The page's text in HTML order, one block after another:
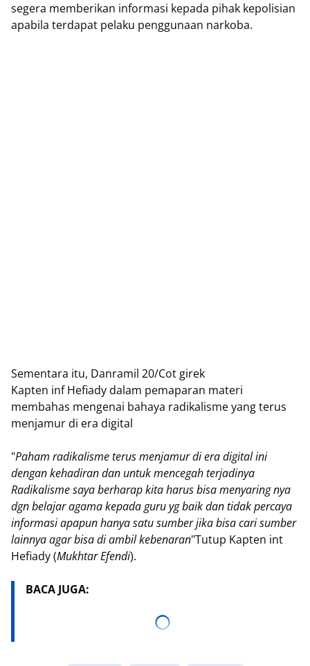
segera memberikan informasi kepada pihak kepolisian
apabila terdapat pelaku penggunaan narkoba.
Sementara itu, Danramil 20/Cot girek
Kapten inf Hefiady dalam pemaparan materi
membahas mengenai bahaya radikalisme yang terus
menjamur di era digital
"Paham radikalisme terus menjamur di era digital ini
dengan kehadiran dan untuk mencegah terjadinya
Radikalisme saya berharap kita harus bisa menyaring nya
dgn belajar agama kepada guru yg baik dan tidak percaya
informasi apapun hanya satu sumber jika bisa cari sumber
lainnya agar bisa di ambil kebenaran"Tutup Kapten int
Hefiady (Mukhtar Efendi).
BACA JUGA: